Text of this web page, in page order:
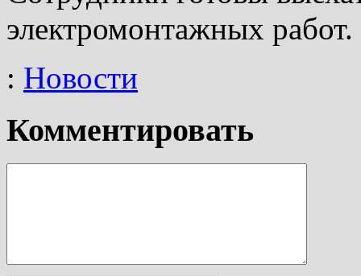
электромонтажных работ.
: Новости
Комментировать